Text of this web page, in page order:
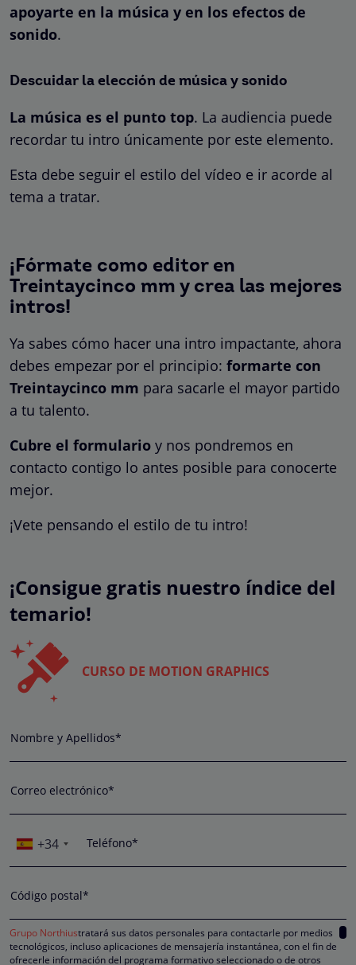
apoyarte en la música y en los efectos de
sonido.
Descuidar la elección de música y sonido
La música es el punto top. La audiencia puede
recordar tu intro únicamente por este elemento.
Esta debe seguir el estilo del vídeo e ir acorde al
tema a tratar.
¡Fórmate como editor en
Treintaycinco mm y crea las mejores
intros!
Ya sabes cómo hacer una intro impactante, ahora
debes empezar por el principio: formarte con
Treintaycinco mm para sacarle el mayor partido
a tu talento.
Cubre el formulario y nos pondremos en
contacto contigo lo antes posible para conocerte
mejor.
¡Vete pensando el estilo de tu intro!
¡Consigue gratis nuestro índice del
temario!
CURSO DE MOTION GRAPHICS
Nombre y Apellidos*
Correo electrónico*
+34 Teléfono*
Código postal*
Grupo Northiustratará sus datos personales para contactarle por medios
tecnológicos, incluso aplicaciones de mensajería instantánea, con el fin de
ofrecerle información del programa formativo seleccionado o de otros